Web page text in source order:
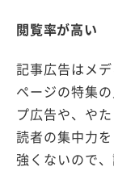
閲覧率が高い
記事広告はメ
ページの特集
プ広告や、や
読者の集中力
強くないので